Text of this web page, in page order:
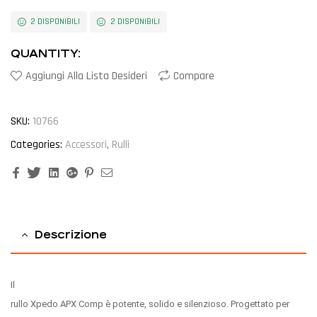
2 DISPONIBILI 2 DISPONIBILI
QUANTITY:
Aggiungi Alla Lista Desideri Compare
SKU: 10766
Categories: Accessori, Rulli
FacebookTwitterLinkedinGoogle+Pinterest
Descrizione
Il
rullo Xpedo APX Comp è potente, solido e silenzioso. Progettato per